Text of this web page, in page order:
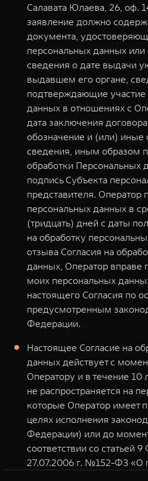
Салавата Юлаева, 26, оф.
заявление должно
документа,
персональных данных или
сведения о дате выдачи
выдавшем его органе,
подтверждающие участие
данных в отношениях с
дата заключения
обозначение и (или) иные
сведения, иным образом
обработки Персональных
подпись Субъекта
представителя. Оператор
персональных данных в
(тридцать) дней с даты
на обработку
отзыва Согласия на
данных, Оператор вправе
моих персональных
настоящего Согласия по
предусмотренным
Федерации.
Настоящее Согласие на
данных действует с
Оператору и в течение 10
не распространяется на
которые Оператор имеет
целях исполнения
Федерации) или до
соответствии со статьей
27.07.2006 г. №152-ФЗ «О